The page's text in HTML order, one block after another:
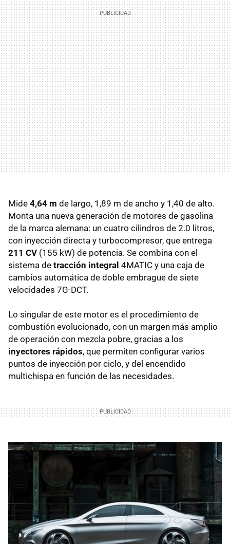
Mide 4,64 m de largo, 1,89 m de ancho y 1,40 de alto.
Monta una nueva generación de motores de gasolina
de la marca alemana: un cuatro cilindros de 2.0 litros,
con inyección directa y turbocompresor, que entrega
211 CV (155 kW) de potencia. Se combina con el
sistema de tracción integral 4MATIC y una caja de
cambios automática de doble embrague de siete
velocidades 7G-DCT.
Lo singular de este motor es el procedimiento de
combustión evolucionado, con un margen más amplio
de operación con mezcla pobre, gracias a los
inyectores rápidos, que permiten configurar varios
puntos de inyección por ciclo, y del encendido
multichispa en función de las necesidades.